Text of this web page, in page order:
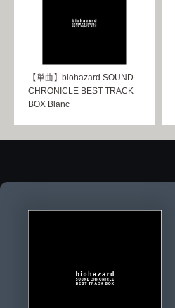
【単曲】biohazard SOUND
CHRONICLE BEST TRACK
BOX Blanc